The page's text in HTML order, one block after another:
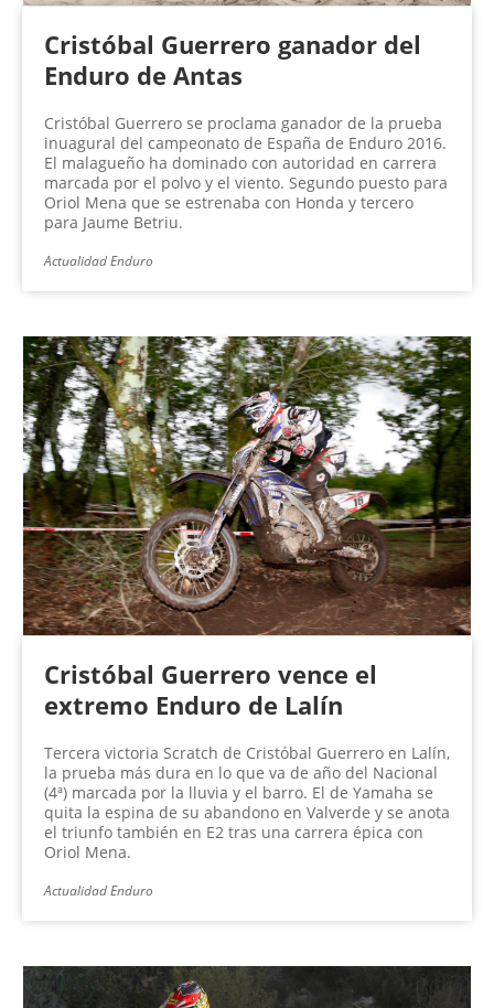
Cristóbal Guerrero ganador del
Enduro de Antas
Cristóbal Guerrero se proclama ganador de la prueba
inuagural del campeonato de España de Enduro 2016.
El malagueño ha dominado con autoridad en carrera
marcada por el polvo y el viento. Segundo puesto para
Oriol Mena que se estrenaba con Honda y tercero
para Jaume Betriu.
Actualidad Enduro
Cristóbal Guerrero vence el
extremo Enduro de Lalín
Tercera victoria Scratch de Cristóbal Guerrero en Lalín,
la prueba más dura en lo que va de año del Nacional
(4ª) marcada por la lluvia y el barro. El de Yamaha se
quita la espina de su abandono en Valverde y se anota
el triunfo también en E2 tras una carrera épica con
Oriol Mena.
Actualidad Enduro